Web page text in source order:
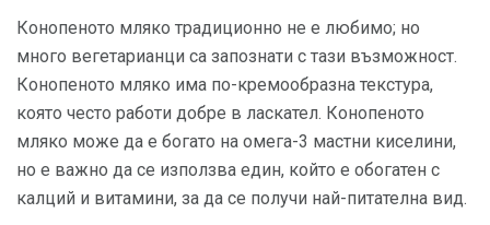
Конопеното мляко традиционно не е любимо; но
много вегетарианци са запознати с тази възможност.
Конопеното мляко има по-кремообразна текстура,
която често работи добре в ласкател. Конопеното
мляко може да е богато на омега-3 мастни киселини,
но е важно да се използва един, който е обогатен с
калций и витамини, за да се получи най-питателна вид.